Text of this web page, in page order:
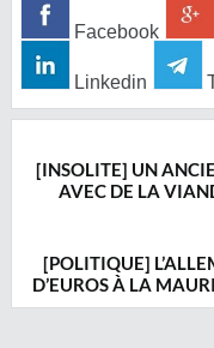
Facebook
Linkedin
[INSOLITE] UN
AVEC DE LA
[POLITIQUE]
D’EUROS À LA